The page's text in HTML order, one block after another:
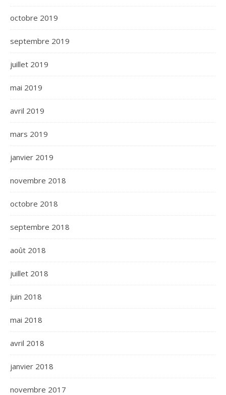
octobre 2019
septembre 2019
juillet 2019
mai 2019
avril 2019
mars 2019
janvier 2019
novembre 2018
octobre 2018
septembre 2018
août 2018
juillet 2018
juin 2018
mai 2018
avril 2018
janvier 2018
novembre 2017